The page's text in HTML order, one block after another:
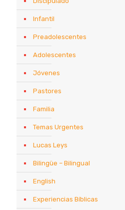
Infantil
Preadolescentes
Adolescentes
Jóvenes
Pastores
Familia
Temas Urgentes
Lucas Leys
Bilingüe – Bilingual
English
Experiencias Bíblicas